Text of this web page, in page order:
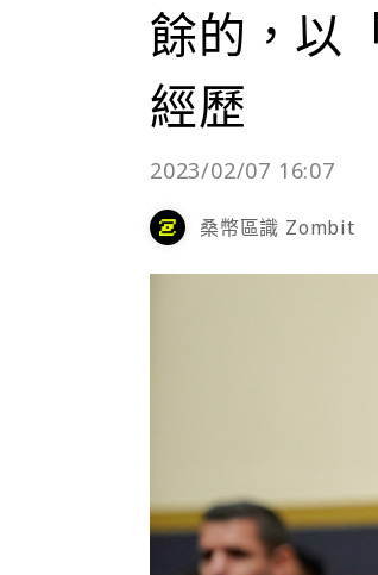
餘的，以
經歷
2023/02/07 16:07
桑幣區識 Zombit